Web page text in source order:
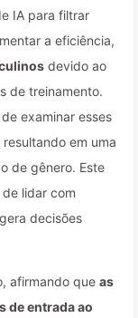
IA para filtrar
a eficiência,
devido ao
de treinamento.
examinar esses
em uma
de gênero. Este
lidar com
decisões
afirmando que as
de entrada ao